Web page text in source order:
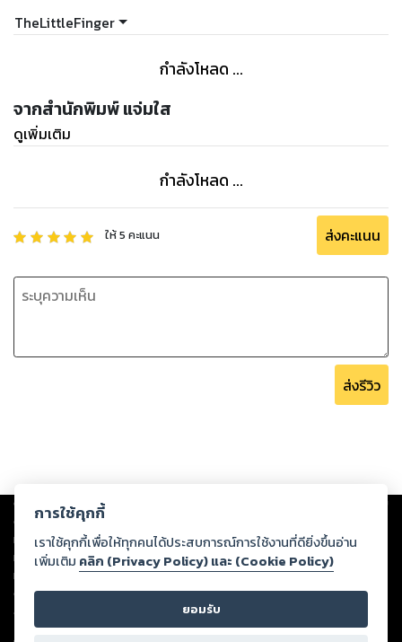
TheLittleFinger
กำลังโหลด ...
จากสำนักพิมพ์ แจ่มใส
ดูเพิ่มเติม
กำลังโหลด ...
ให้5 คะแนน ส่งคะแนน
ส่งรีวิว
Copyright © 2026
ต่อผลงานหรือเนื้อหาใดที่อัปโหลดผ่านเว็บไซต์และปรากฏว่าละเมิดสิทธิใน
ทรัพย์สินทางปัญญาของบุคคลอื่นหรือขัดต่อกฎหมายและศีลธรรม ดังนั้น ผู้อ่าน
ทุกท่านโปรดใช้วิจารณญาณในการกลั่นกรองด้วยตนเอง และหากท่านพบว่าส่วน
หนึ่งส่วนใดขัดต่อกฎหมายและศีลธรรม กรุณาแจ้งมายังบริษัท เพื่อทีมงานจะได้
ดำเนินการในทันที ทั้งนี้ ทางสตอรี่ล็อกขอสงวนลิขสิทธิ์ตามพระราชบัญญัติ
ลิขสิทธิ์ พ.ศ. 2537 (ฉบับล่าสุด)
การใช้คุกกี้
เราใช้คุกกี้เพื่อให้ทุกคนได้ประสบการณ์การใช้งานที่ดียิ่งขึ้นอ่าน
เพิ่มเติม คลิก (Privacy Policy) และ (Cookie Policy)
ยอมรับ